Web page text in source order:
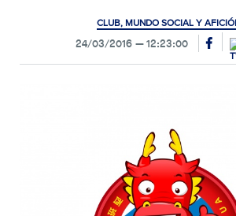
CLUB, MUNDO SOCIAL Y
24/03/2016 12:23:00